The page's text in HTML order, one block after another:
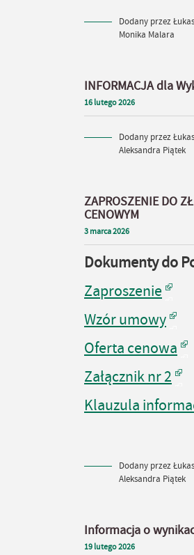
Dodany przez
Monika Malara
INFORMACJA dla
16 lutego2026
Dodany przez
Aleksandra Piątek
ZAPROSZENIE DO
CENOWYM
3 marca2026
Dokumenty do
Zaproszenie
Wzór umowy
Oferta cenowa
Załącznik nr 2
Klauzula
Dodany przez
Aleksandra Piątek
Informacja o
19 lutego2026